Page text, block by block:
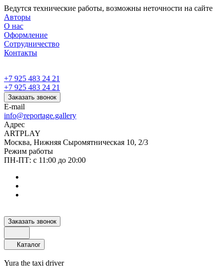
Ведутся технические работы, возможны неточности на сайте
Авторы
О нас
Оформление
Сотрудничество
Контакты
+7 925 483 24 21
+7 925 483 24 21
Заказать звонок
E-mail
info@reportage.gallery
Адрес
ARTPLAY
Москва, Нижняя Сыромятническая 10, 2/3
Режим работы
ПН-ПТ: с 11:00 до 20:00
Заказать звонок
Каталог
Yura the taxi driver